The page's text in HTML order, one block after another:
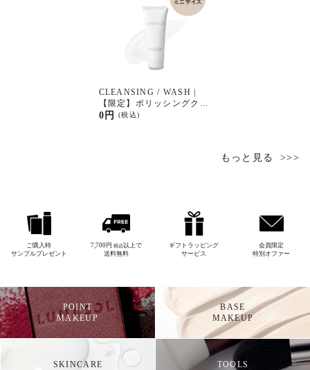
CLEANSING / WASH |
【限定】ポリッシングクリ
ア ジェルウォッシュ ミ
(税込)
0円
もっと見る
ご購入時
サンプルプレゼント
7,700円 税込 以上で
送料無料
ギフトラッピング
サービス
会員限定
特別オファー
POINT
MAKEUP
BASE
MAKEUP
SKINCARE TOOLS